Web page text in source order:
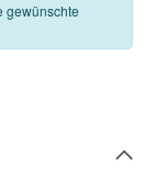
gewünschte